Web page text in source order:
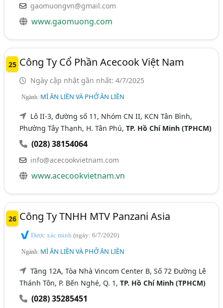
gaomuongvn@gmail.com
www.gaomuong.com
25 Công Ty Cổ Phần Acecook Việt Nam
Ngày cập nhật gần nhất: 4/7/2025
Ngành: MÌ ĂN LIỀN VÀ PHỞ ĂN LIỀN
Lô II-3, đường số 11, Nhóm CN II, KCN Tân Bình,
Phường Tây Thạnh, H. Tân Phú,TP. Hồ Chí Minh (TPHCM)
(028) 38154064
info@acecookvietnam.com
www.acecookvietnam.vn
26 Công Ty TNHH MTV Panzani Asia
Được xác minh(ngày: 6/7/2020)
Ngành: MÌ ĂN LIỀN VÀ PHỞ ĂN LIỀN
Tầng 12A, Tòa Nhà Vincom Center B, Số 72 Đường Lê
Thánh Tôn, P. Bến Nghé, Q. 1,TP. Hồ Chí Minh (TPHCM)
(028) 35285451